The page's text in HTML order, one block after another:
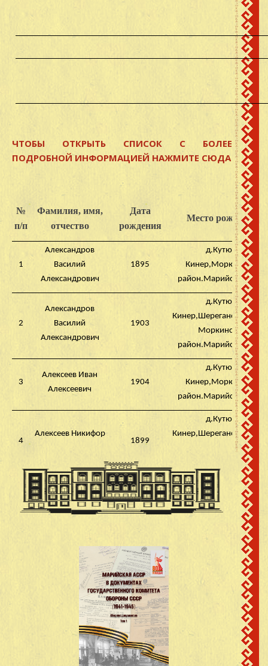
ЧТОБЫ ОТКРЫТЬ СПИСОК С БОЛЕЕ
ПОДРОБНОЙ ИНФОРМАЦИЕЙ НАЖМИТЕ СЮДА
№
п/п
Фамилия, имя,
отчество
Дата
рождения
Место рождения
1
Александров
Василий
Александрович
1895
д.Кутюк-
Кинер,Моркинский
район.Марийская АССР
2
Александров
Василий
Александрович
1903
д.Кутюк-
Кинер,Шерегановского
Моркинский
район.Марийская АССР
3
Алексеев Иван
Алексеевич
1904
д.Кутюк-
Кинер,Моркинский
район.Марийская АССР
4
Алексеев Никифор
1899
д.Кутюк-
Кинер,Шерегановского
Моркинский
район.Марийская АССР
5
Андреев Венидикт
Андреевич
1917
д.Кутюк-
Кинер,Моркинский
район.Марийская АССР
Андреев Иван
Андреевич
1914
д.Кутюк-
Кинер,Моркинский
район.Марийская АССР
Анисимов
Александр
Анисимович
1915
д.Кутюк-
Кинер,Шерегановского
Моркинский
район.Марийская АССР